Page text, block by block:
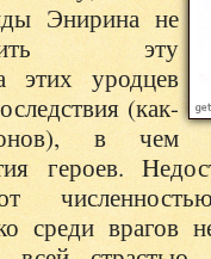
Энирина не
эту
этих уродцев
(как-
в чем
героев.
среди врагов